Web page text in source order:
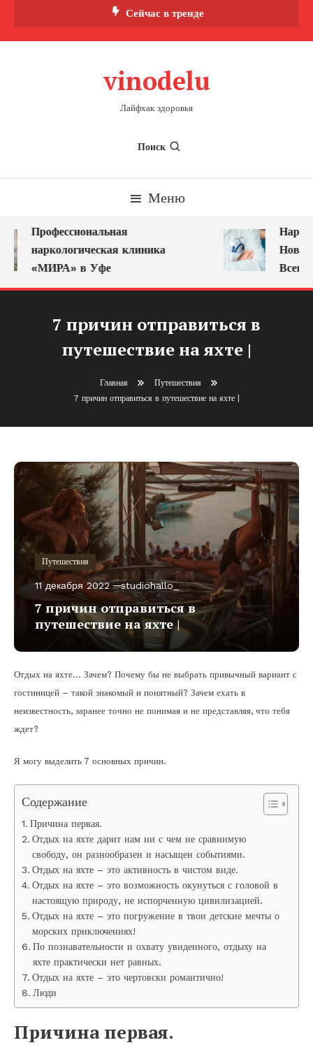
Сейчас в тренде
vinodelu
Лайфхак здоровья
Поиск
Меню
Профессиональная
наркологическая клиника
«МИРА» в Уфе
7 причин отправиться в
путешествие на яхте |
Главная
Путешествия
7 причин отправиться в путешествие на яхте |
Путешествия
11 декабря 2022 studiohallo_
7 причин отправиться в
путешествие на яхте |
Отдых на яхте… Зачем? Почему бы не выбрать привычный вариант с
гостиницей – такой знакомый и понятный? Зачем ехать в
неизвестность, заранее точно не понимая и не представляя, что тебя
ждет?
Я могу выделить 7 основных причин.
Содержание
Причина первая.
Отдых на яхте дарит нам ни с чем не сравнимую
свободу, он разнообразен и насыщен событиями.
Отдых на яхте – это активность в чистом виде.
Отдых на яхте – это возможность окунуться с головой в
настоящую природу, не испорченную цивилизацией.
Отдых на яхте – это погружение в твои детские мечты о
морских приключениях!
По познавательности и охвату увиденного, отдыху на
яхте практически нет равных.
Отдых на яхте – это чертовски романтично!
Люди
Причина первая.